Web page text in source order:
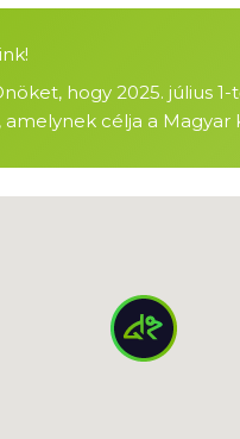
hogy 2025. július
amelynek célja a